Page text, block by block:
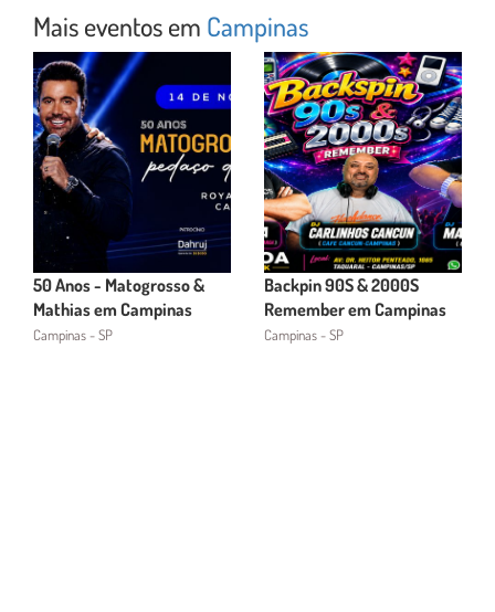
Mais eventos em Campinas
50 Anos - Matogrosso &
Mathias em Campinas
Campinas - SP
Backpin 90S & 2000S
Remember em Campinas
Campinas - SP